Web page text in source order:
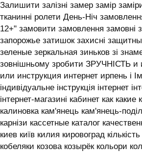
Залишити залізні замер замір
тканинні ролети День-Ніч
12+" замовити замовлення замовні
запорожье затишок захисні
зеленые зеркальная зиньков зі
зовнішньому зробити ЗРУЧНІСТЬ и
или инструкция интернет ирпень і
індивідуальне інструкція інтернет
інтернет-магазині кабинет как какие
калиновка кам'янець кам'янець-
карнізи кассетные каталог
киев київ килия кировоград
кобеляки козова козырёк кольори